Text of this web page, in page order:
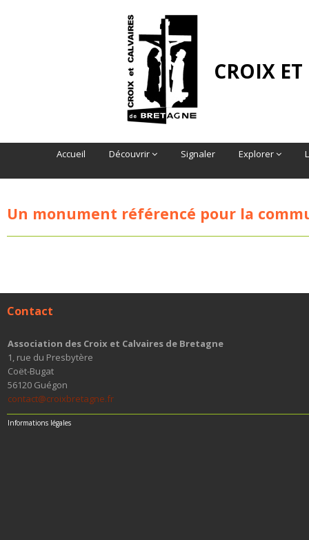
CROIX
Accueil Découvrir Signaler Explorer
Un monument référencé pour la
Contact
Association des Croix et Calvaires de Bretagne
1, rue du Presbytère
Coët-Bugat
56120 Guégon
contact@croixbretagne.fr
Informations légales